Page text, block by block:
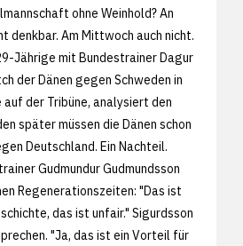
ohne Weinhold? An
denkbar. Am Mittwoch auch nicht.
Jährige mit Bundestrainer Dagur
der Dänen gegen Schweden in
der Tribüne, analysiert den
später müssen die Dänen schon
Deutschland. Ein Nachteil.
Gudmundur Gudmundsson
Regenerationszeiten: "Das ist
das ist unfair." Sigurdsson
"Ja, das ist ein Vorteil für